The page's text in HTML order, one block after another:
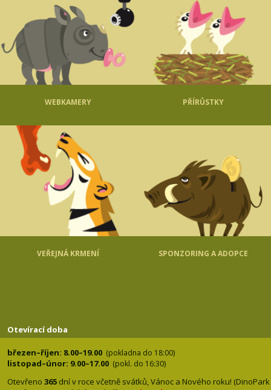
WEBKAMERY PŘÍRŮSTKY
VEŘEJNÁ KRMENÍ SPONZORING A ADOPCE
Otevírací doba
březen–říjen: 8.00–19.00 (pokladna do 18:00)
listopad–únor: 9.00–17.00 (pokl. do 16:30)
Otevřeno 365 dní v roce včetně svátků, Vánoc a Nového roku! (DinoPark